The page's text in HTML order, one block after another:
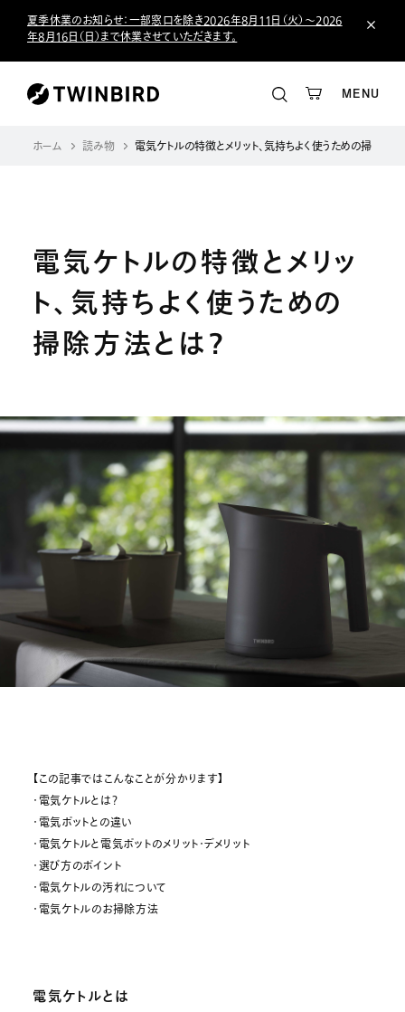
夏季休業のお知らせ：一部窓口を除き2026年8月11日（火）～2026
年8月16日（日）まで休業させていただきます。
MENU
ホーム 読み物 電気ケトルの特徴とメリット、気持ちよく使うための掃除方法
電気ケトルの特徴とメリッ
ト、気持ちよく使うための
掃除方法とは？
【この記事ではこんなことが分かります】
・電気ケトルとは？
・電気ポットとの違い
・電気ケトルと電気ポットのメリット・デメリット
・選び方のポイント
・電気ケトルの汚れについて
・電気ケトルのお掃除方法
電気ケトルとは